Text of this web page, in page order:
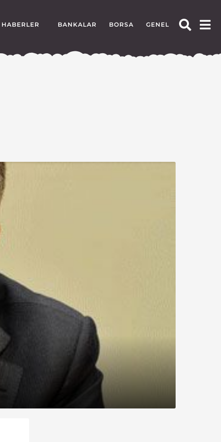
HABERLER BANKALAR BORSA GENEL